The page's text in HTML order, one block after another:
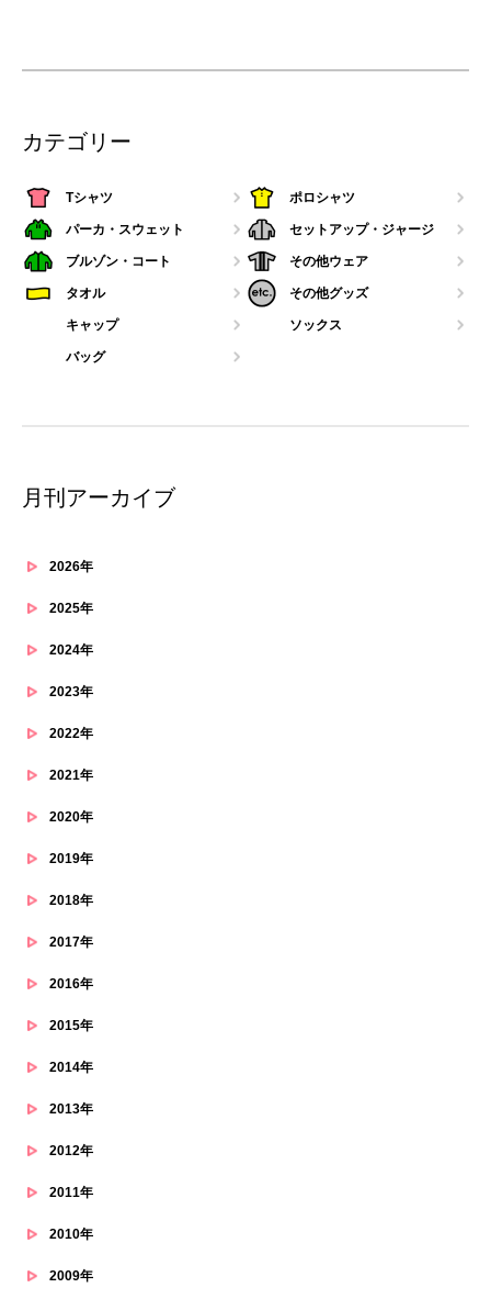
カテゴリー
Tシャツ ポロシャツ
パーカ・スウェット セットアップ・ジャージ
ブルゾン・コート その他ウェア
タオル その他グッズ
キャップ ソックス
バッグ
月刊アーカイブ
2026年
2025年
2024年
2023年
2022年
2021年
2020年
2019年
2018年
2017年
2016年
2015年
2014年
2013年
2012年
2011年
2010年
2009年